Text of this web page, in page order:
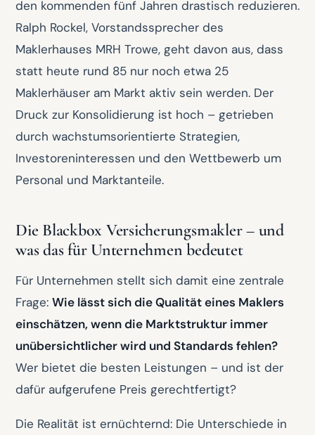
den kommenden fünf Jahren drastisch reduzieren.
Ralph Rockel, Vorstandssprecher des
Maklerhauses MRH Trowe, geht davon aus, dass
statt heute rund 85 nur noch etwa 25
Maklerhäuser am Markt aktiv sein werden. Der
Druck zur Konsolidierung ist hoch – getrieben
durch wachstumsorientierte Strategien,
Investoreninteressen und den Wettbewerb um
Personal und Marktanteile.
Die Blackbox Versicherungsmakler – und
was das für Unternehmen bedeutet
Für Unternehmen stellt sich damit eine zentrale
Frage: Wie lässt sich die Qualität eines Maklers
einschätzen, wenn die Marktstruktur immer
unübersichtlicher wird und Standards fehlen?
Wer bietet die besten Leistungen – und ist der
dafür aufgerufene Preis gerechtfertigt?
Die Realität ist ernüchternd: Die Unterschiede in